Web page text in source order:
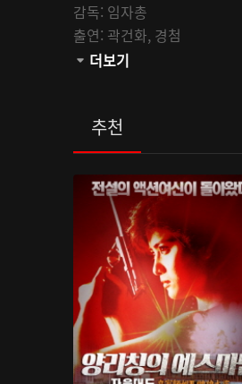
감독: 임자총
출연: 곽건화, 경첨
관람등급:
더보기
추천